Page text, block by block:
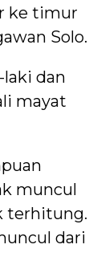
ke timur
Solo.
dan
mayat
muncul
terhitung.
dari